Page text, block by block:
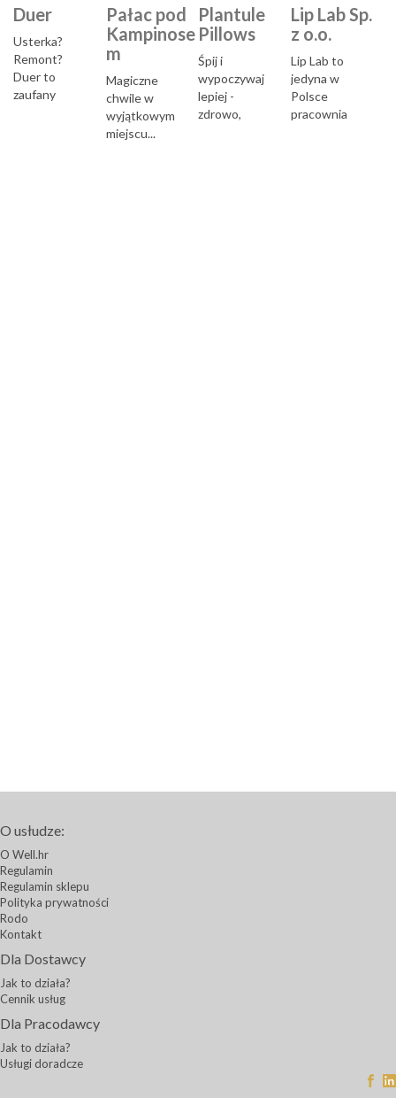
Duer
Usterka?
Remont?
Duer to
zaufany
Pałac pod
Kampinose
m
Magiczne
chwile w
wyjątkowym
miejscu...
Plantule
Pillows
Śpij i
wypoczywaj
lepiej -
zdrowo,
Lip Lab Sp.
z o.o.
Lip Lab to
jedyna w
Polsce
pracownia
O usłudze:
O Well.hr
Regulamin
Regulamin sklepu
Polityka prywatności
Rodo
Kontakt
Dla Dostawcy
Jak to działa?
Cennik usług
Dla Pracodawcy
Jak to działa?
Usługi doradcze